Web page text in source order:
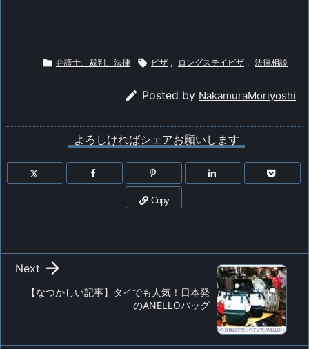
 弁護士、裁判、法律  ビザ , ロングステイビザ , 法律相談
 Posted by NakamuraMoriyoshi
よろしければシェアお願いします
Copy
【なつかしい記事】タイでも人気！日本発
のANELLOバッグ

Next